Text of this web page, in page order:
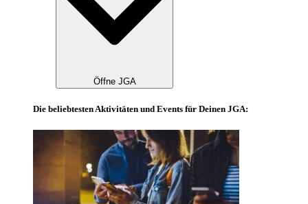
Öffne JGA
Die beliebtesten Aktivitäten und Events für Deinen JGA: